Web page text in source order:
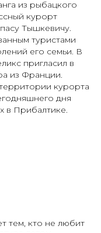
из рыбацкого
курорт
Тышкевичу.
туристами
его семьи. В
пригласил в
из Франции.
курорта
дня
в Прибалтике.
тем, кто не любит